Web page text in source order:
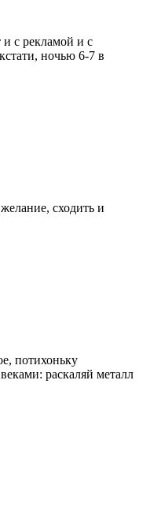
с рекламой и с
ночью 6-7 в
сходить и
потихоньку
раскаляй металл